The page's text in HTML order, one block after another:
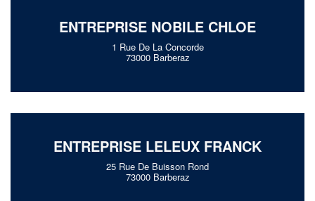
ENTREPRISE NOBILE CHLOE
1 Rue De La Concorde
73000 Barberaz
ENTREPRISE LELEUX FRANCK
25 Rue De Buisson Rond
73000 Barberaz